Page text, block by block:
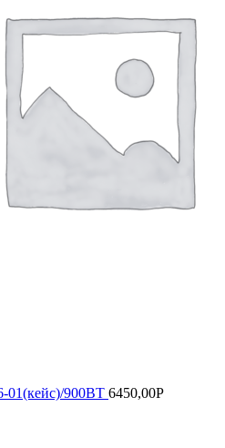
01(кейс)/900ВТ 6450,00Р